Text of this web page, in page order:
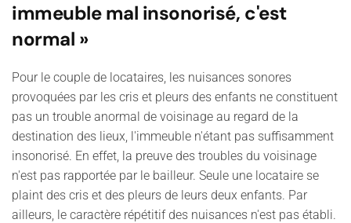
immeuble mal insonorisé, c'est
normal »
Pour le couple de locataires, les nuisances sonores
provoquées par les cris et pleurs des enfants ne constituent
pas un trouble anormal de voisinage au regard de la
destination des lieux, l'immeuble n'étant pas suffisamment
insonorisé. En effet, la preuve des troubles du voisinage
n'est pas rapportée par le bailleur. Seule une locataire se
plaint des cris et des pleurs de leurs deux enfants. Par
ailleurs, le caractère répétitif des nuisances n'est pas établi.